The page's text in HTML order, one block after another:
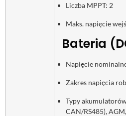
Liczba MPPT: 2
Maks. napięcie
Bateria
Napięcie
Zakres napięcia
Typy
CAN/RS485),